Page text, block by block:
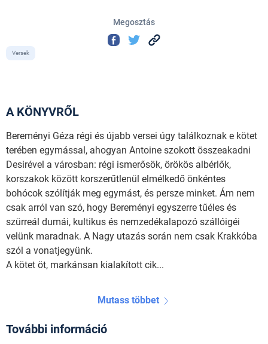
Megosztás
Versek
A KÖNYVRŐL
Bereményi Géza régi és újabb versei úgy találkoznak e kötet
terében egymással, ahogyan Antoine szokott összeakadni
Desirével a városban: régi ismerősök, örökös albérlők,
korszakok között korszerűtlenül elmélkedő önkéntes
bohócok szólítják meg egymást, és persze minket. Ám nem
csak arról van szó, hogy Bereményi egyszerre tűéles és
szürreál dumái, kultikus és nemzedékalapozó szállóigéi
velünk maradnak. A Nagy utazás során nem csak Krakkóba
szól a vonatjegyünk.
A kötet öt, markánsan kialakított cik...
Mutass többet
További információ